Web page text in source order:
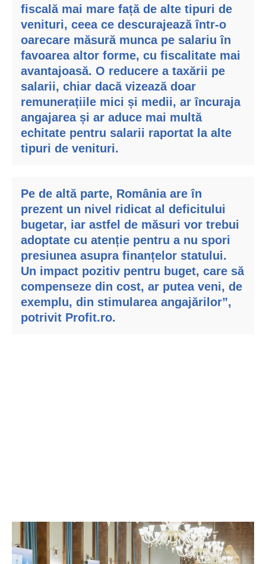
fiscală mai mare față de alte tipuri de
venituri, ceea ce descurajează într-o
oarecare măsură munca pe salariu în
favoarea altor forme, cu fiscalitate mai
avantajoasă. O reducere a taxării pe
salarii, chiar dacă vizează doar
remunerațiile mici și medii, ar încuraja
angajarea și ar aduce mai multă
echitate pentru salarii raportat la alte
tipuri de venituri.
Pe de altă parte, România are în
prezent un nivel ridicat al deficitului
bugetar, iar astfel de măsuri vor trebui
adoptate cu atenție pentru a nu spori
presiunea asupra finanțelor statului.
Un impact pozitiv pentru buget, care să
compenseze din cost, ar putea veni, de
exemplu, din stimularea angajărilor”,
potrivit Profit.ro.